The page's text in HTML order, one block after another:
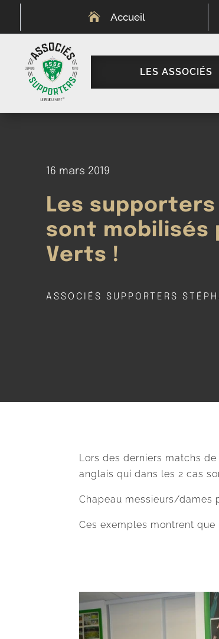
 Accueil
LES ASSOCIÉS
16 mars 2019
Les
sont mobilisés
Verts !
ASSOCIÉS SUPPORTERS
Lors des derniers matchs
anglais qui dans les 2 cas
Chapeau messieurs/dames
Ces exemples montrent